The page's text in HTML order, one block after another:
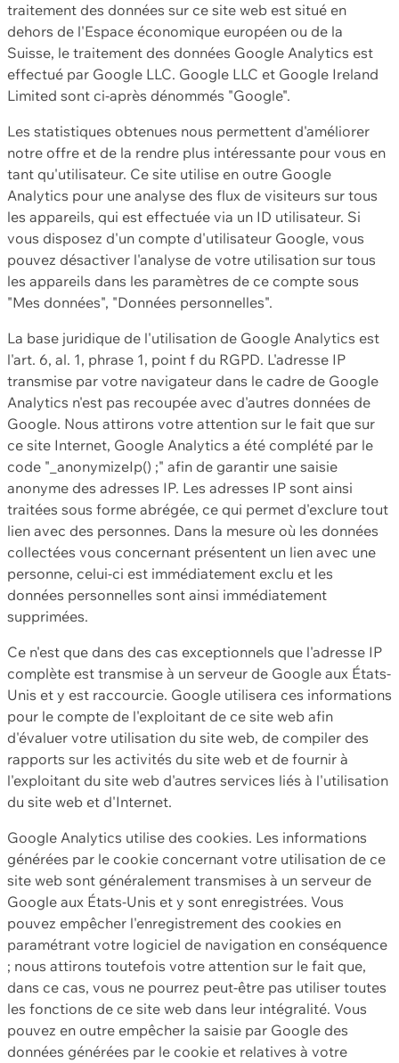
traitement des données sur ce site web est situé en
dehors de l'Espace économique européen ou de la
Suisse, le traitement des données Google Analytics est
effectué par Google LLC. Google LLC et Google Ireland
Limited sont ci-après dénommés "Google".
Les statistiques obtenues nous permettent d'améliorer
notre offre et de la rendre plus intéressante pour vous en
tant qu'utilisateur. Ce site utilise en outre Google
Analytics pour une analyse des flux de visiteurs sur tous
les appareils, qui est effectuée via un ID utilisateur. Si
vous disposez d'un compte d'utilisateur Google, vous
pouvez désactiver l'analyse de votre utilisation sur tous
les appareils dans les paramètres de ce compte sous
"Mes données", "Données personnelles".
La base juridique de l'utilisation de Google Analytics est
l'art. 6, al. 1, phrase 1, point f du RGPD. L'adresse IP
transmise par votre navigateur dans le cadre de Google
Analytics n'est pas recoupée avec d'autres données de
Google. Nous attirons votre attention sur le fait que sur
ce site Internet, Google Analytics a été complété par le
code "_anonymizeIp() ;" afin de garantir une saisie
anonyme des adresses IP. Les adresses IP sont ainsi
traitées sous forme abrégée, ce qui permet d'exclure tout
lien avec des personnes. Dans la mesure où les données
collectées vous concernant présentent un lien avec une
personne, celui-ci est immédiatement exclu et les
données personnelles sont ainsi immédiatement
supprimées.
Ce n'est que dans des cas exceptionnels que l'adresse IP
complète est transmise à un serveur de Google aux États-
Unis et y est raccourcie. Google utilisera ces informations
pour le compte de l'exploitant de ce site web afin
d'évaluer votre utilisation du site web, de compiler des
rapports sur les activités du site web et de fournir à
l'exploitant du site web d'autres services liés à l'utilisation
du site web et d'Internet.
Google Analytics utilise des cookies. Les informations
générées par le cookie concernant votre utilisation de ce
site web sont généralement transmises à un serveur de
Google aux États-Unis et y sont enregistrées. Vous
pouvez empêcher l'enregistrement des cookies en
paramétrant votre logiciel de navigation en conséquence
; nous attirons toutefois votre attention sur le fait que,
dans ce cas, vous ne pourrez peut-être pas utiliser toutes
les fonctions de ce site web dans leur intégralité. Vous
pouvez en outre empêcher la saisie par Google des
données générées par le cookie et relatives à votre